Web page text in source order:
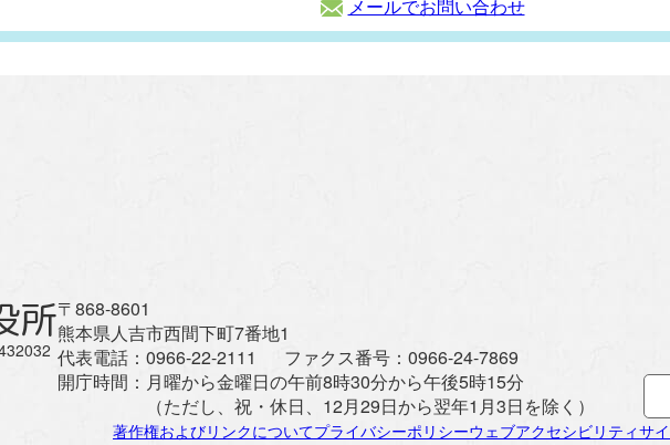
メールでお問い合わせ
所〒868-8601
熊本県人吉市西間下町7番地1
代表電話： 0966-22-2111 ファクス番号： 0966-24-7869
開庁時間： 月曜から金曜日の午前8時30分から午後5時15分
（ただし、祝・休日、12月29日から翌年1月3日を除く）
著作権およびリンクについてプライバシーポリシーウェブアクセシビリティサ